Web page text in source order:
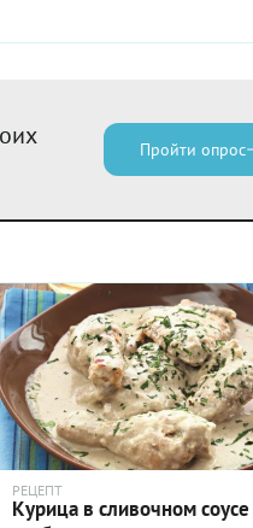
Пройти опрос
РЕЦЕПТ
Курица в сливочном соусе